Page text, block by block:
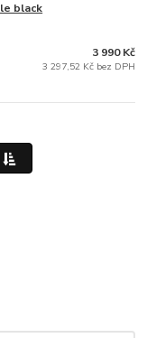
black
3 990 Kč
3 297,52 Kč bez DPH